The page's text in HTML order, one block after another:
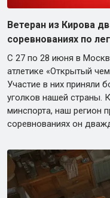
Ветеран из Кирова
соревнованиях по
С 27 по 28 июня в
атлетике «Открытый
Участие в них приняли
уголков нашей страны.
минспорта, наш регион
соревнованиях он